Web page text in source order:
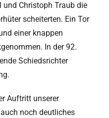
Christoph Traub die
scheiterten. Ein Tor
einer knappen
In der 92.
Schiedsrichter
Auftritt unserer
noch deutliches